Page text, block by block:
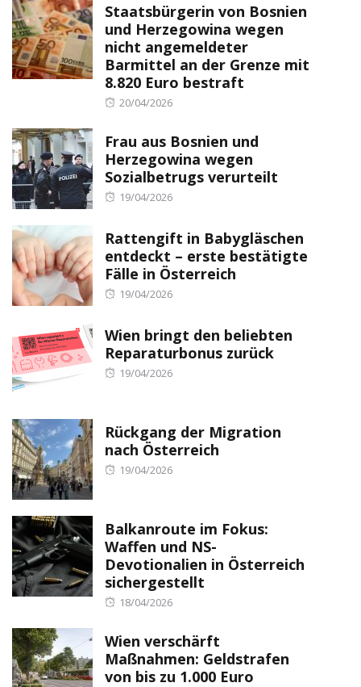
Staatsbürgerin von Bosnien
und Herzegowina wegen
nicht angemeldeter
Barmittel an der Grenze mit
8.820 Euro bestraft
Posted
20/04/2026
Frau aus Bosnien und
Herzegowina wegen
Sozialbetrugs verurteilt
Posted
19/04/2026
Rattengift in Babygläschen
entdeckt – erste bestätigte
Fälle in Österreich
Posted
19/04/2026
Wien bringt den beliebten
Reparaturbonus zurück
Posted
19/04/2026
Rückgang der Migration
nach Österreich
Posted
19/04/2026
Balkanroute im Fokus:
Waffen und NS-
Devotionalien in Österreich
sichergestellt
Posted
18/04/2026
Wien verschärft
Maßnahmen: Geldstrafen
von bis zu 1.000 Euro